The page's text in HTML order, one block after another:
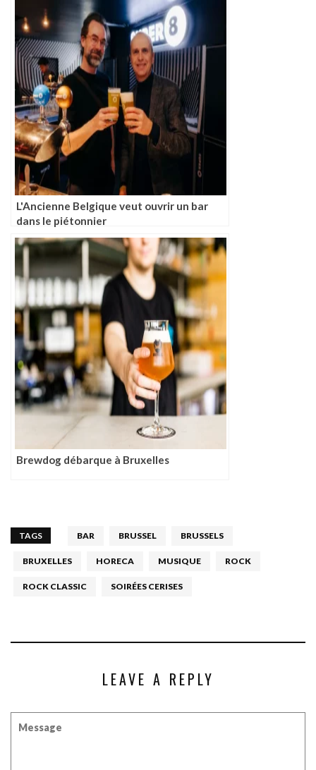
L'Ancienne Belgique veut ouvrir un bar
dans le piétonnier
Brewdog débarque à Bruxelles
TAGS BAR BRUSSEL BRUSSELS
BRUXELLES HORECA MUSIQUE ROCK
ROCK CLASSIC SOIRÉES CERISES
LEAVE A REPLY